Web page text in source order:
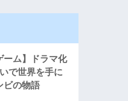
ーム】ドラマ化
で世界を手に
ビの物語